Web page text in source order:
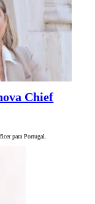
Chief
para Portugal.